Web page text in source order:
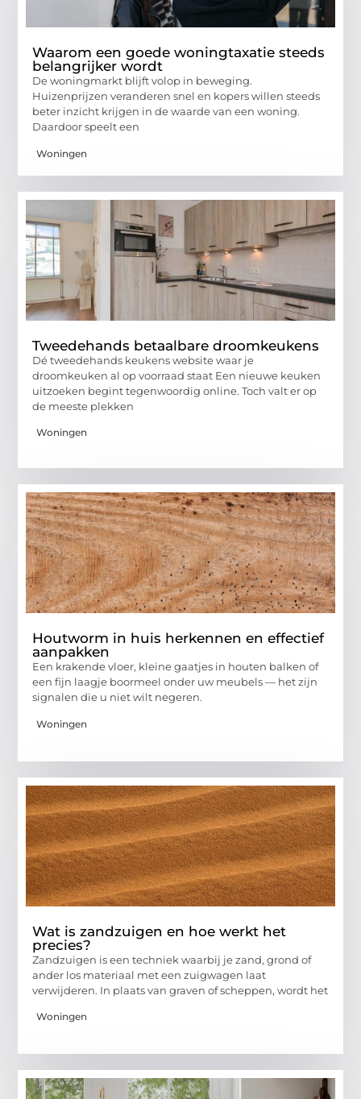
Waarom een goede woningtaxatie steeds
belangrijker wordt
De woningmarkt blijft volop in beweging.
Huizenprijzen veranderen snel en kopers willen steeds
beter inzicht krijgen in de waarde van een woning.
Daardoor speelt een
Woningen
Tweedehands betaalbare droomkeukens
Dé tweedehands keukens website waar je
droomkeuken al op voorraad staat Een nieuwe keuken
uitzoeken begint tegenwoordig online. Toch valt er op
de meeste plekken
Woningen
Houtworm in huis herkennen en effectief
aanpakken
Een krakende vloer, kleine gaatjes in houten balken of
een fijn laagje boormeel onder uw meubels — het zijn
signalen die u niet wilt negeren.
Woningen
Wat is zandzuigen en hoe werkt het
precies?
Zandzuigen is een techniek waarbij je zand, grond of
ander los materiaal met een zuigwagen laat
verwijderen. In plaats van graven of scheppen, wordt het
Woningen